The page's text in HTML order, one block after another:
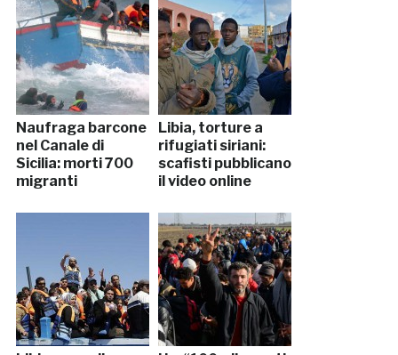
Naufraga barcone
nel Canale di
Sicilia: morti 700
migranti
Libia, torture a
rifugiati siriani:
scafisti pubblicano
il video online